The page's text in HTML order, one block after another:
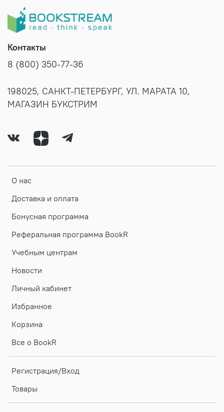
О нас
Доставка и оплата
Бонусная программа
Реферальная программа BookR
Учебным центрам
Новости
Личный кабинет
Избранное
Корзина
Все о BookR
Регистрация/Вход
Товары
Контакты
8 (800) 350-77-36
198025, САНКТ-ПЕТЕРБУРГ, УЛ. МАРАТА 10,
МАГАЗИН БУКСТРИМ